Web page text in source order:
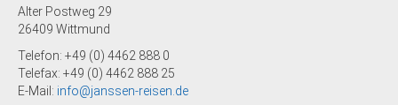
Alter Postweg 29
26409 Wittmund
Telefon: +49 (0) 4462 888 0
Telefax: +49 (0) 4462 888 25
E-Mail: info@janssen-reisen.de